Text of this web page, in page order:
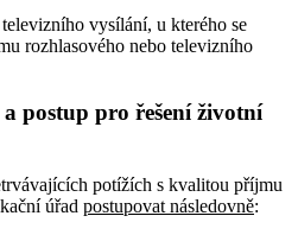
vysílání, u kterého se
rozhlasového nebo televizního
postup pro řešení životní
potížích s kvalitou příjmu
úřad postupovat následovně: